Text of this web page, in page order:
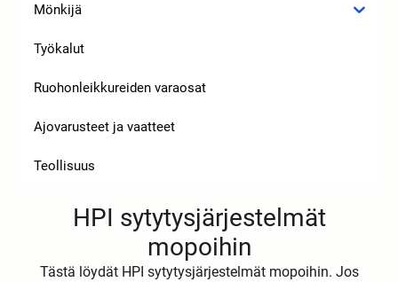
Mönkijä
Työkalut
Ruohonleikkureiden varaosat
Ajovarusteet ja vaatteet
Teollisuus
HPI sytytysjärjestelmät
mopoihin
Tästä löydät HPI sytytysjärjestelmät mopoihin. Jos